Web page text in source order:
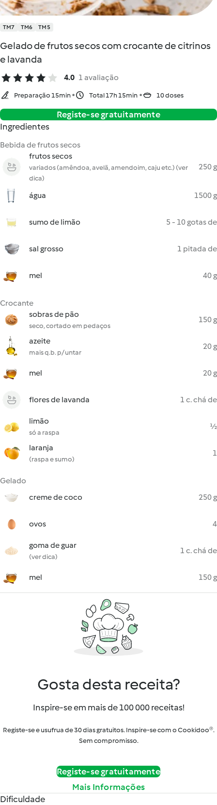
TM7 TM6 TM5
Gelado de frutos secos com crocante de citrinos
e lavanda
4.0 1 avaliação
Preparação 15min Total 17h 15min 10 doses
Registe-se gratuitamente
Ingredientes
Bebida de frutos secos
frutos secos
variados (amêndoa, avelã, amendoim, caju etc.) (ver
dica)
250 g
água 1500 g
sumo de limão 5 - 10 gotas de
sal grosso 1 pitada de
mel 40 g
Crocante
sobras de pão
seco, cortado em pedaços
150 g
azeite
mais q.b. p/ untar
20 g
mel 20 g
flores de lavanda 1 c. chá de
limão
só a raspa
½
laranja
(raspa e sumo)
1
Gelado
creme de coco
250 g
ovos 4
goma de guar
(ver dica)
1 c. chá de
mel 150 g
Gosta desta receita?
Inspire-se em mais de 100 000 receitas!
Registe-se e usufrua de 30 dias gratuitos. Inspire-se com o Cookidoo®.
Sem compromisso.
Registe-se gratuitamente
Mais Informações
Dificuldade